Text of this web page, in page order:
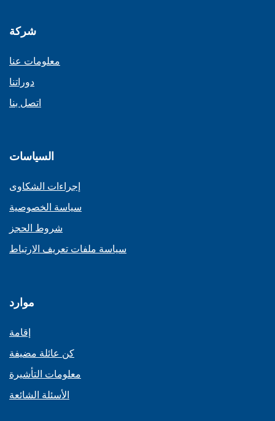
شركة
معلومات عنا
دوراتنا
اتصل بنا
السياسات
إجراءات الشكاوى
سياسة الخصوصية
شروط الحجز
سياسة ملفات تعريف الارتباط
موارد
إقامة
كن عائلة مضيفة
معلومات التأشيرة
الأسئلة الشائعة